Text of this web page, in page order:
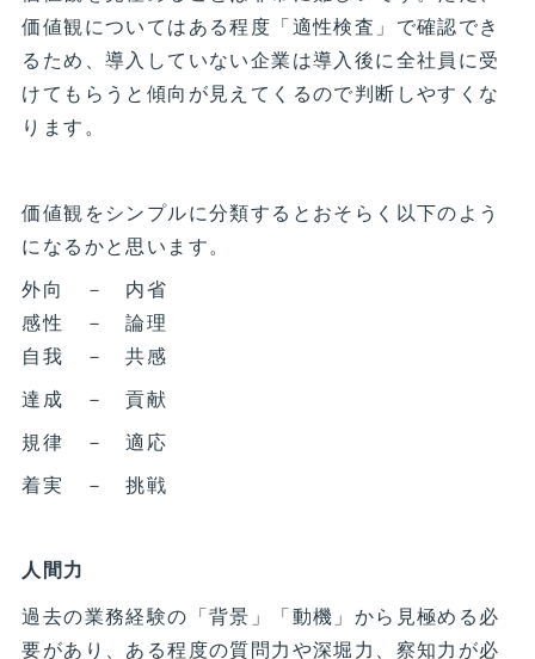
価値観についてはある程度「適性検査」で確認でき
るため、導入していない企業は導入後に全社員に受
けてもらうと傾向が見えてくるので判断しやすくな
ります。
価値観をシンプルに分類するとおそらく以下のよう
になるかと思います。
外向 － 内省
感性 － 論理
自我 － 共感
達成 － 貢献
規律 － 適応
着実 － 挑戦
人間力
過去の業務経験の「背景」「動機」から見極める必
要があり、ある程度の質問力や深堀力、察知力が必